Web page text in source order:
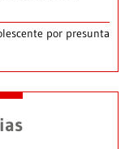
por presunta